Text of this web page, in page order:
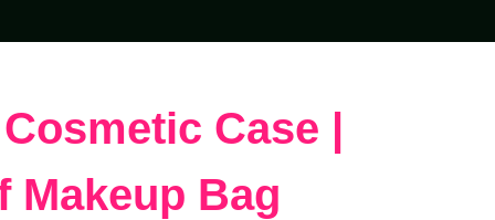
Case |
Makeup Bag
Русский
Français
日本語